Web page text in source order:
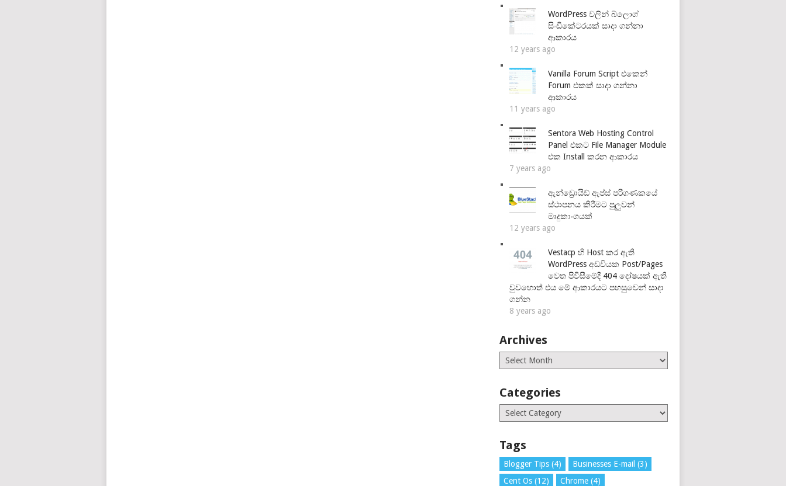
WordPress වලින් බ්ලොග්
සිංඩිකේටරයක් සාදා ගන්නා
ආකාරය
12 years ago
Vanilla Forum Script එකෙන්
Forum එකක් සාදා ගන්නා
ආකාරය
11 years ago
Sentora Web Hosting Control
Panel එකට File Manager Module
එක Install කරන ආකාරය
7 years ago
ඇන්ඩ්‍රොයිඩ් ඇප්ස් පරිගණකයේ
ස්ථාපනය කිරීමට පුලුවන්
මෘදුකාංගයක්
12 years ago
Vestacp හි Host කර ඇති
WordPress අඩවියක Post/Pages
වෙත පිවිසීමේදී 404 දෝෂයක් ඇති
වුවහොත් එය මේ ආකාරයට පහසුවෙන් සාදා
ගන්න
8 years ago
Archives
Archives
Categories
Categories
Tags
Blogger Tips (4) Businesses E-mail (3)
Cent Os (12) Chrome (4)